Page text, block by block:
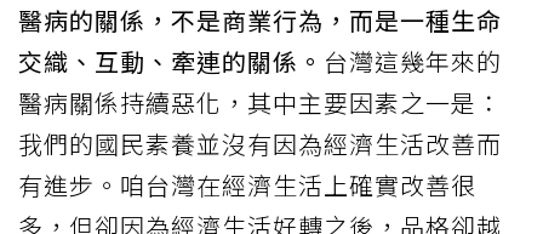
醫病的關係，不是商業行為，而是一種生命
交織、互動、牽連的關係。 台灣這幾年來的
醫病關係持續惡化，其中主要因素之一是：
我們的國民素養並沒有因為經濟生活改善而
有進步。咱台灣在經濟生活上確實改善很
多，但卻因為經濟生活好轉之後，品格卻越